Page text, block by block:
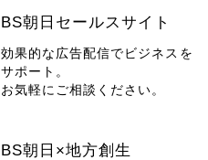
BS朝日セールスサイト
効果的な広告配信でビジネスを
サポート。
お気軽にご相談ください。
BS朝日×地方創生